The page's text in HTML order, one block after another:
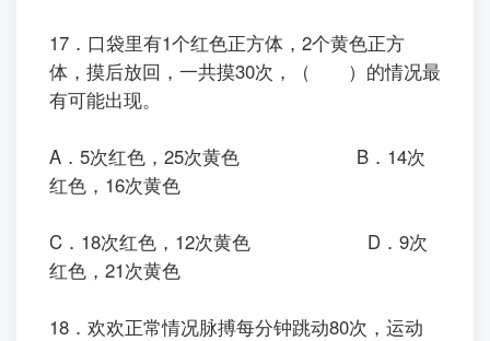
17．口袋里有1个红色正方体，2个黄色正方
体，摸后放回，一共摸30次，（ ）的情况最
有可能出现。
A．5次红色，25次黄色 B．14次
红色，16次黄色
C．18次红色，12次黄色 D．9次
红色，21次黄色
18．欢欢正常情况脉搏每分钟跳动80次，运动